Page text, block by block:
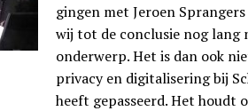
gingen met Jeroen
wij tot de conclusie nog
onderwerp. Het is dan ook
privacy en digitalisering bij
heeft gepasseerd. Het houdt